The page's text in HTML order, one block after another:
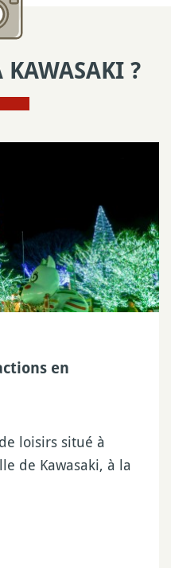
KAWASAKI ?
en
loisirs situé à
de Kawasaki, à la